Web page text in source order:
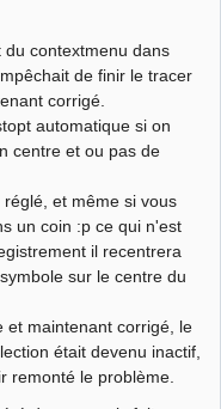
contextmenu dans
de finir le tracer
corrigé.
automatique si on
centre et ou pas de
et même si vous
un coin :p ce qui n'est
il recentrera
sur le centre du
maintenant corrigé, le
était devenu inactif,
remonté le problème.